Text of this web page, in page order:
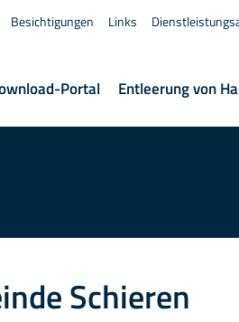
Portal Entleerung von
Besichtigungen Links
Schieren